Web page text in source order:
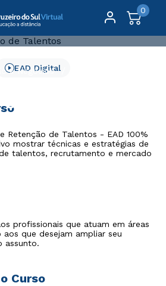
0
e Negócios
Retenção de
EAD Digital
Retenção de Talentos - EAD 100%
mostrar técnicas e estratégias de
talentos, recrutamento e mercado
profissionais que atuam em áreas
que desejam ampliar seu
assunto.
Curso